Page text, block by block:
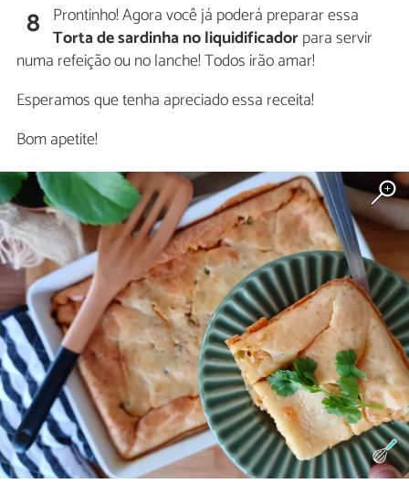
8 Prontinho! Agora você já poderá preparar essa
Torta de sardinha no liquidificadorpara servir
numa refeição ou no lanche! Todos irão amar!
Esperamos que tenha apreciado essa receita!
Bom apetite!